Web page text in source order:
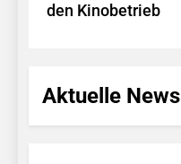
den Kinobetrieb
Aktuelle News